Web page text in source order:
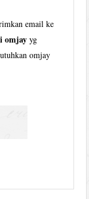
email ke
omjay yg
omjay